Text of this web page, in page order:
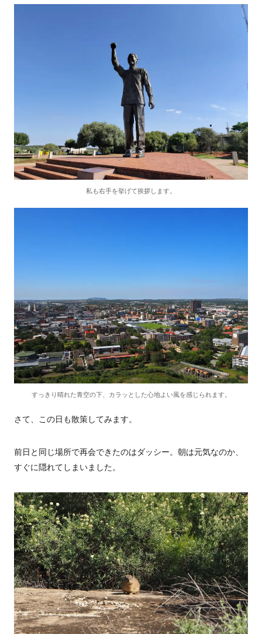
私も右手を挙げて挨拶します。
すっきり晴れた青空の下、カラッとした心地よい風を感じられます。
さて、この日も散策してみます。
前日と同じ場所で再会できたのはダッシー。朝は元気なのか、
すぐに隠れてしまいました。